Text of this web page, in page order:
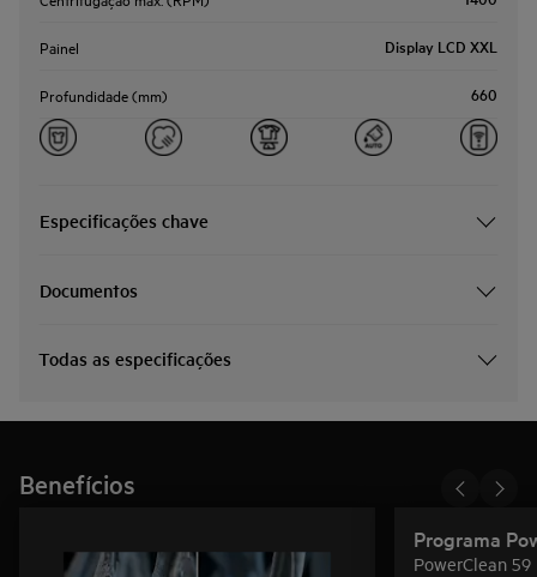
Painel Display LCD XXL
Profundidade (mm) 660
Especificações chave
Documentos
Todas as especificações
Benefícios
Programa
PowerClean